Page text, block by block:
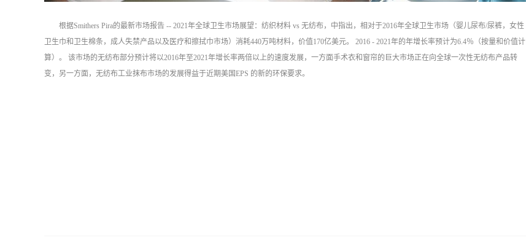
根据Smithers Pira的最新市场报告 -- 2021年全球卫生市场展望：纺织材料 vs 无纺布，中指出，相对于2016年全球卫生市场（婴儿尿布/尿裤，女性
卫生巾和卫生棉条，成人失禁产品以及医疗和擦拭巾市场）消耗440万吨材料，价值170亿美元。 2016 - 2021年的年增长率预计为6.4％（按量和价值计
算）。 该市场的无纺布部分预计将以2016年至2021年增长率两倍以上的速度发展，一方面手术衣和窗帘的巨大市场正在向全球一次性无纺布产品转
变，另一方面，无纺布工业抹布市场的发展得益于近期美国EPS 的新的环保要求。